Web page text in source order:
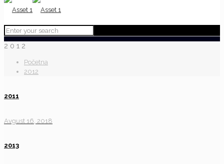
2012
Početna
2012
2011
Avgust 16, 2018
2013